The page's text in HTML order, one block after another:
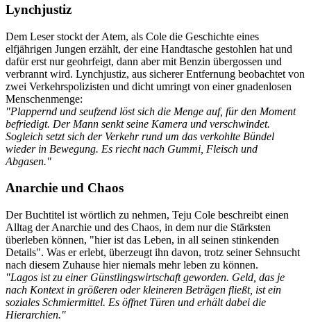
Lynchjustiz
Dem Leser stockt der Atem, als Cole die Geschichte eines
elfjährigen Jungen erzählt, der eine Handtasche gestohlen hat und
dafür erst nur geohrfeigt, dann aber mit Benzin übergossen und
verbrannt wird. Lynchjustiz, aus sicherer Entfernung beobachtet von
zwei Verkehrspolizisten und dicht umringt von einer gnadenlosen
Menschenmenge:
"Plappernd und seufzend löst sich die Menge auf, für den Moment
befriedigt. Der Mann senkt seine Kamera und verschwindet.
Sogleich setzt sich der Verkehr rund um das verkohlte Bündel
wieder in Bewegung. Es riecht nach Gummi, Fleisch und
Abgasen."
Anarchie und Chaos
Der Buchtitel ist wörtlich zu nehmen, Teju Cole beschreibt einen
Alltag der Anarchie und des Chaos, in dem nur die Stärksten
überleben können, "hier ist das Leben, in all seinen stinkenden
Details". Was er erlebt, überzeugt ihn davon, trotz seiner Sehnsucht
nach diesem Zuhause hier niemals mehr leben zu können.
"Lagos ist zu einer Günstlingswirtschaft geworden. Geld, das je
nach Kontext in größeren oder kleineren Beträgen fließt, ist ein
soziales Schmiermittel. Es öffnet Türen und erhält dabei die
Hierarchien."